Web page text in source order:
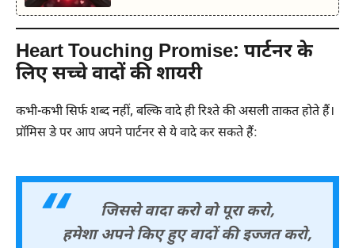
Heart Touching Promise: पार्टनर के
लिए सच्चे वादों की शायरी
कभी-कभी सिर्फ शब्द नहीं, बल्कि वादे ही रिश्ते की असली ताकत होते हैं।
प्रॉमिस डे पर आप अपने पार्टनर से ये वादे कर सकते हैं:
जिससे वादा करो वो पूरा करो,
हमेशा अपने किए हुए वादों की इज्जत करो,